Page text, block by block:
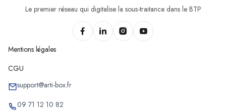
Le premier réseau qui digitalise la sous-traitance dans le BTP
Mentions légales
CGU
support@arti-box.fr
09 71 12 10 82